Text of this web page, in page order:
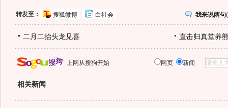
转发至： 搜狐微博 白社会 我来说两句(
二月二抬头龙见喜 直击归真堂养
上网从搜狗开始 网页 新闻
相关新闻